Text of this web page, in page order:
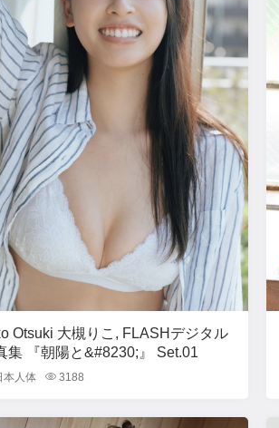
Otsuki 大槻りこ, FLASHデジタル
集 『朝陽と&#8230;』 Set.01
本人体 3188